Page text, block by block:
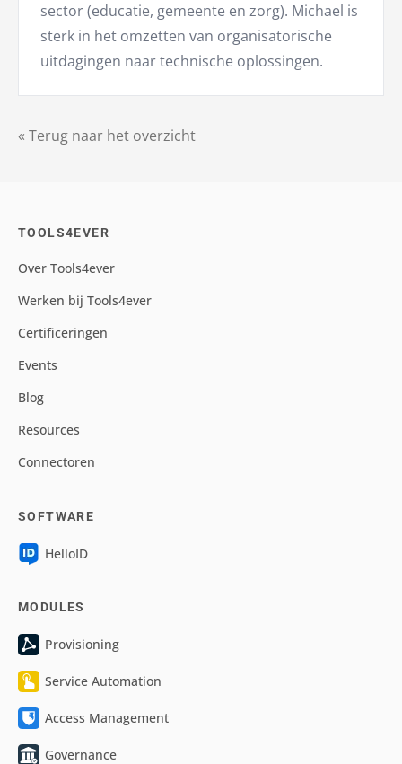
« Terug naar het overzicht
sector (educatie, gemeente en zorg). Michael is
sterk in het omzetten van organisatorische
uitdagingen naar technische oplossingen.
TOOLS4EVER
Over Tools4ever
Werken bij Tools4ever
Certificeringen
Events
Blog
Resources
Connectoren
SOFTWARE
HelloID
MODULES
Provisioning
Service Automation
Access Management
Governance